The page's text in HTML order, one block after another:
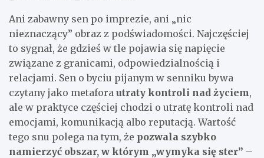
Ani zabawny sen po imprezie, ani „nic
nieznaczący” obraz z podświadomości. Najczęściej
to sygnał, że gdzieś w tle pojawia się napięcie
związane z granicami, odpowiedzialnością i
relacjami. Sen o byciu pijanym w senniku bywa
czytany jako metafora utraty kontroli nad życiem,
ale w praktyce częściej chodzi o utratę kontroli nad
emocjami, komunikacją albo reputacją. Wartość
tego snu polega na tym, że pozwala szybko
namierzyć obszar, w którym „wymyka się ster” –